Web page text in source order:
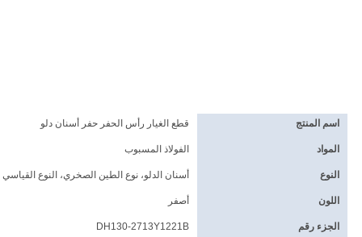
اسم المنتج قطع الغيار رأس الحفر حفر أسنان دلو
المواد الفولاذ المسبوب
النوع أسنان الدلو، نوع الطين الصخري، النوع القياسي
اللون أصفر
الجزء رقم DH130-2713Y1221B